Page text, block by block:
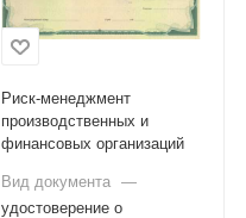
Риск-менеджмент
производственных и
финансовых организаций
Вид документа —
удостоверение о